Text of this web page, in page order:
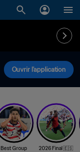
Ouvrir l'application
Best Group
2026 Final 🇪🇸